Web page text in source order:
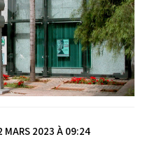
MARS 2023 À 09:24